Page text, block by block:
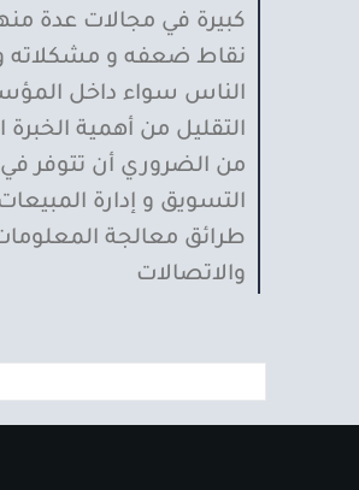
كبيرة في مجالات عدة
نقاط ضعفه و مشكلاته
الناس سواء داخل
من الضروري أن تتوفر في
التسويق و إدارة
طرائق معالجة
والاتصالات